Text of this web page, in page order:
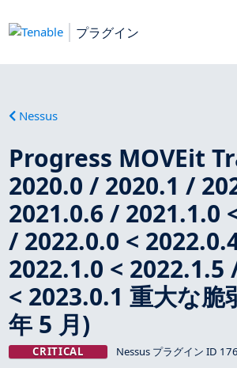
プラグイン
Nessus
Progress MOVEit
2020.0 / 2020.1 /
2021.0.6 / 2021.1.0
/ 2022.0.0 <
2022.1.0 < 2022.1.5
< 2023.0.1 重大な脆
年 5 月)
CRITICAL Nessus プラグイン ID